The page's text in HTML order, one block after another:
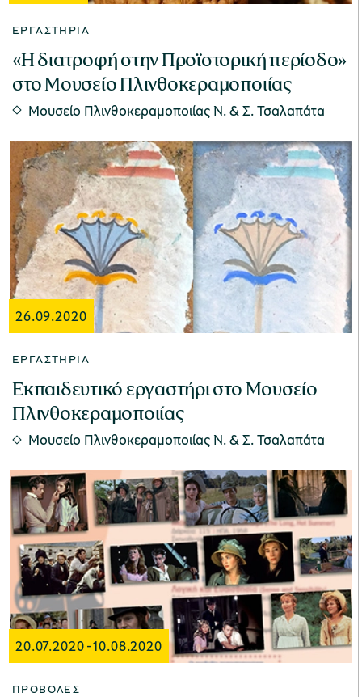
ΕΡΓΑΣΤΉΡΙΑ
«Η διατροφή στην Προϊστορική περίοδο»
στο Μουσείο Πλινθοκεραμοποιίας
Μουσείο Πλινθοκεραμοποιίας N. & Σ. Τσαλαπάτα
26.09.2020
ΕΡΓΑΣΤΉΡΙΑ
Εκπαιδευτικό εργαστήρι στο Μουσείο
Πλινθοκεραμοποιίας
Μουσείο Πλινθοκεραμοποιίας N. & Σ. Τσαλαπάτα
20.07.2020-10.08.2020
ΠΡΟΒΟΛΈΣ